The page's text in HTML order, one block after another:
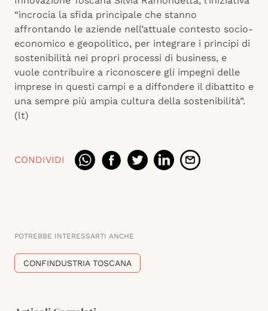
“incrocia la sfida principale che stanno
affrontando le aziende nell’attuale contesto socio-
economico e geopolitico, per integrare i principi di
sostenibilità nei propri processi di business, e
vuole contribuire a riconoscere gli impegni delle
imprese in questi campi e a diffondere il dibattito e
una sempre più ampia cultura della sostenibilità”.
(lt)
CONDIVIDI
POTREBBE INTERESSARTI ANCHE
CONFINDUSTRIA TOSCANA